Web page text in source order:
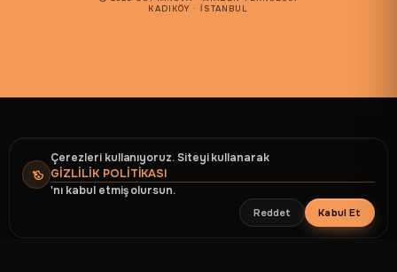
KADIKÖY · İSTANBUL
Çerezleri kullanıyoruz. Siteyi kullanarak
GIZLILIK POLITIKASI
'nı kabul etmiş olursun.
Reddet Kabul Et